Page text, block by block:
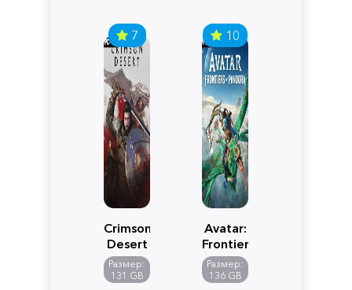
7
Crimson
Desert
Размер:
131 GB
10
Avatar:
Frontiers
of
Pandora
Размер:
136 GB